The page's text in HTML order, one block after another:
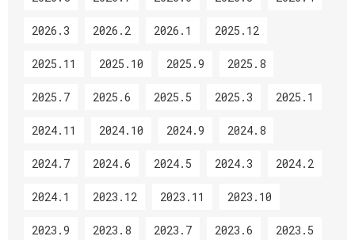
2026.3 2026.2 2026.1 2025.12
2025.11 2025.10 2025.9 2025.8
2025.7 2025.6 2025.5 2025.3 2025.1
2024.11 2024.10 2024.9 2024.8
2024.7 2024.6 2024.5 2024.3 2024.2
2024.1 2023.12 2023.11 2023.10
2023.9 2023.8 2023.7 2023.6 2023.5